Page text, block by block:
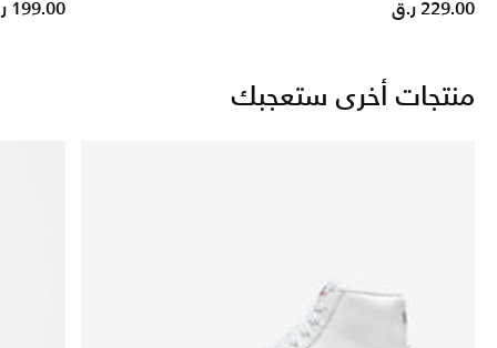
229.00 ر.ق
199.00 ر.ق
منتجات أخرى ستعجبك